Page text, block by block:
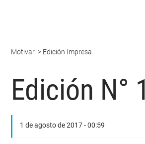
Motivar > Edición Impresa
Edición N°
1 de agosto de 2017 - 00:59